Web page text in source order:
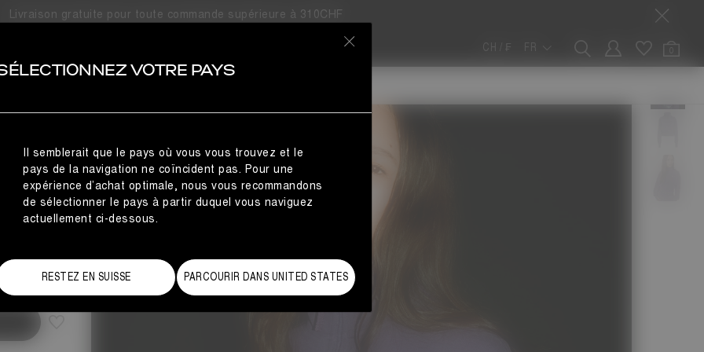
Livraison gratuite pour toute commande supérieure à 310CHF
CH / ₣ 0
VOTRE PAYS
Il semblerait que le pays où vous vous trouvez et le
pays de la navigation ne coïncident pas. Pour une
expérience d’achat optimale, nous vous recommandons
de sélectionner le pays à partir duquel vous naviguez
actuellement ci-dessous.
RESTEZ EN SUISSE PARCOURIR DANS UNITED STATES